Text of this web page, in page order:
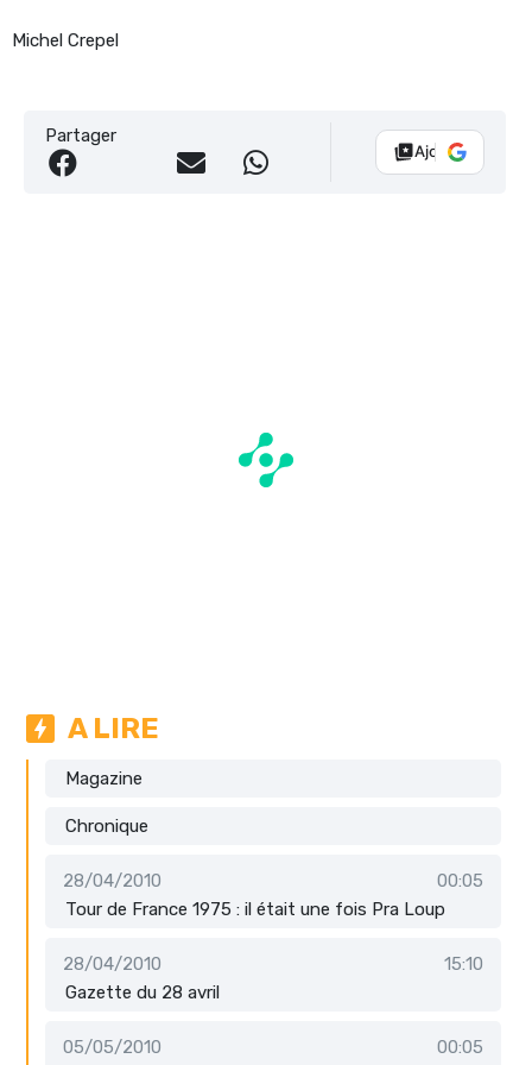
Michel Crepel
Partager
Ajouter Vélo
A LIRE
Magazine
Chronique
28/04/2010
00:05
Tour de France 1975 : il était une fois Pra Loup
28/04/2010
15:10
Gazette du 28 avril
05/05/2010
00:05